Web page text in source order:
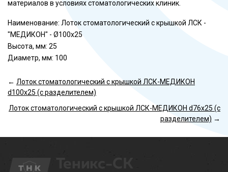
материалов в условиях стоматологических клиник.
Наименование: Лоток стоматологический с крышкой ЛСК -
"МЕДИКОН" - Ø100х25
Высота, мм: 25
Диаметр, мм: 100
← Лоток стоматологический с крышкой ЛСК-МЕДИКОН
d100х25 (с разделителем)
Лоток стоматологический с крышкой ЛСК-МЕДИКОН d76х25 (с
разделителем) →